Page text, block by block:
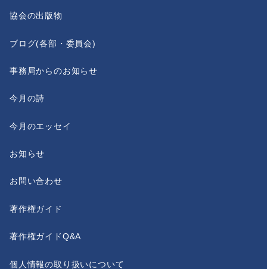
協会の出版物
ブログ(各部・委員会)
事務局からのお知らせ
今月の詩
今月のエッセイ
お知らせ
お問い合わせ
著作権ガイド
著作権ガイドQ&A
個人情報の取り扱いについて